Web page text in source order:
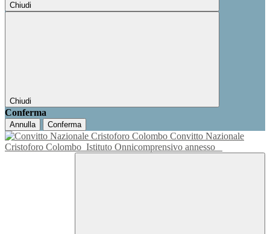
Chiudi
Chiudi
Conferma
Annulla Conferma
Convitto Nazionale
Cristoforo Colombo Istituto Onnicomprensivo annesso